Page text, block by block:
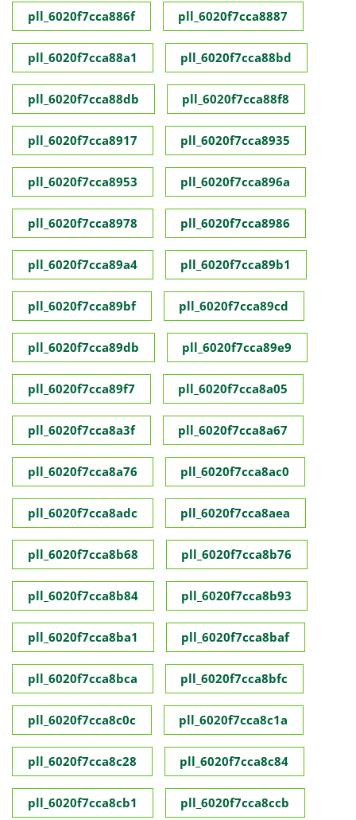
pll_6020f7cca886f pll_6020f7cca8887
pll_6020f7cca88a1 pll_6020f7cca88bd
pll_6020f7cca88db pll_6020f7cca88f8
pll_6020f7cca8917 pll_6020f7cca8935
pll_6020f7cca8953 pll_6020f7cca896a
pll_6020f7cca8978 pll_6020f7cca8986
pll_6020f7cca89a4 pll_6020f7cca89b1
pll_6020f7cca89bf pll_6020f7cca89cd
pll_6020f7cca89db pll_6020f7cca89e9
pll_6020f7cca89f7 pll_6020f7cca8a05
pll_6020f7cca8a3f pll_6020f7cca8a67
pll_6020f7cca8a76 pll_6020f7cca8ac0
pll_6020f7cca8adc pll_6020f7cca8aea
pll_6020f7cca8b68 pll_6020f7cca8b76
pll_6020f7cca8b84 pll_6020f7cca8b93
pll_6020f7cca8ba1 pll_6020f7cca8baf
pll_6020f7cca8bca pll_6020f7cca8bfc
pll_6020f7cca8c0c pll_6020f7cca8c1a
pll_6020f7cca8c28 pll_6020f7cca8c84
pll_6020f7cca8cb1 pll_6020f7cca8ccb